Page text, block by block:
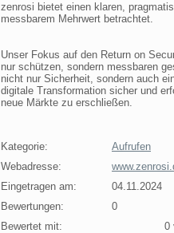
zenrosi bietet einen klaren,
messbarem Mehrwert betrachtet.
Unser Fokus auf den Return on
nur schützen, sondern messbaren
nicht nur Sicherheit, sondern auch
digitale Transformation sicher und
neue Märkte zu erschließen.
Kategorie:
Aufrufen
Webadresse:
Eingetragen am:
04.11.2024
Bewertungen:
0
Bewertet mit:
0